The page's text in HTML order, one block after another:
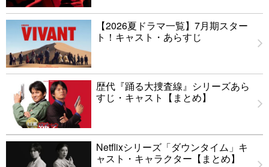
【2026夏ドラマ一覧】7月期スター
ト！キャスト・あらすじ
歴代『踊る大捜査線』シリーズあら
すじ・キャスト【まとめ】
Netflixシリーズ「ダウンタイム」キ
ャスト・キャラクター【まとめ】